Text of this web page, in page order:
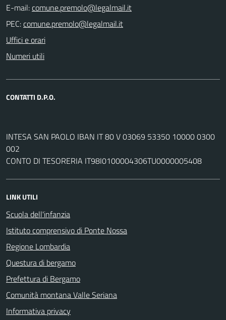
E-mail:
PEC:
Uffici e orari
Numeri utili
CONTATTI D.P.O.
INTESA SAN PAOLO IBAN IT 80 V 03069 53350 10000 0300
002
CONTO DI TESORERIA IT98I0100004306TU0000005408
LINK UTILI
Scuola dell'infanzia
Istituto comprensivo di Ponte Nossa
Regione Lombardia
Questura di bergamo
Prefettura di Bergamo
Comunità montana Valle Seriana
Informativa privacy